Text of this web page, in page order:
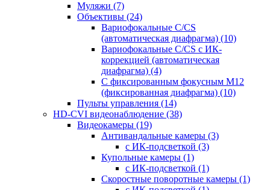
Муляжи (7)
Объективы (24)
Вариофокальные C/CS
(автоматическая диафрагма) (10)
Вариофокальные C/CS с ИК-
коррекцией (автоматическая
диафрагма) (4)
С фиксированным фокусным М12
(фиксированная диафрагма) (10)
Пульты управления (14)
HD-CVI видеонаблюдение (38)
Видеокамеры (19)
Антивандальные камеры (3)
с ИК-подсветкой (3)
Купольные камеры (1)
с ИК-подсветкой (1)
Скоростные поворотные камеры (1)